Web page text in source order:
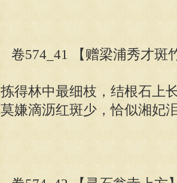
卷574_41 【赠梁浦秀才斑
拣得林中最细枝，结根石上
莫嫌滴沥红斑少，恰似湘妃